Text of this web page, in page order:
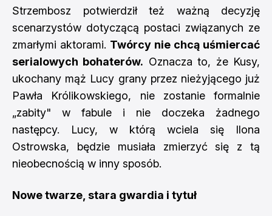
Strzembosz potwierdził też ważną decyzję
scenarzystów dotyczącą postaci związanych ze
zmarłymi aktorami. Twórcy nie chcą uśmiercać
serialowych bohaterów. Oznacza to, że Kusy,
ukochany mąż Lucy grany przez nieżyjącego już
Pawła Królikowskiego, nie zostanie formalnie
„zabity" w fabule i nie doczeka żadnego
następcy. Lucy, w którą wciela się Ilona
Ostrowska, będzie musiała zmierzyć się z tą
nieobecnością w inny sposób.
Nowe twarze, stara gwardia i tytuł